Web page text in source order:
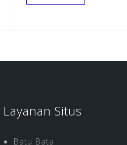
Layanan Situs
Batu Bata